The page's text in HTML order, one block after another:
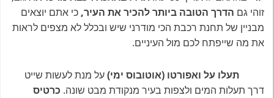
זוהי גם הדרך הטובה ביותר להכיר את העיר, כי אתם יוצאים
מבניין של תחנת רכבת הכי מודרני שיש ובכלל לא מצפים לראות
את מה שייפתח לכם מול העיניים.
תעלו על ואפורטו (אוטובוס ימי)על מנת לעשות שייט
דרך תעלות המים ולצפות בעיר מנקודת מבט שונה. כרטיס